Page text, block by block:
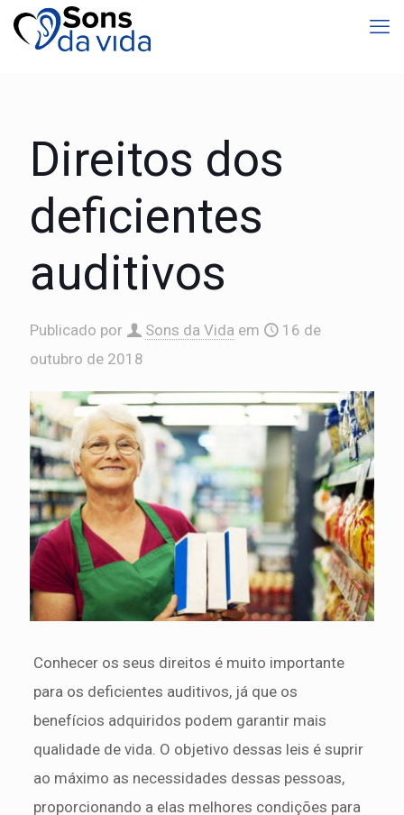
Direitos dos
deficientes
auditivos
Publicado por Sons da Vida em
16 de
outubro de 2018
Conhecer os seus direitos é muito importante
para os deficientes auditivos, já que os
benefícios adquiridos podem garantir mais
qualidade de vida. O objetivo dessas leis é suprir
ao máximo as necessidades dessas pessoas,
proporcionando a elas melhores condições para